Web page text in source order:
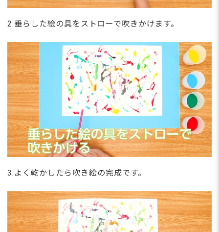
2.垂らした絵の具をストローで吹きかけます。
3.よく乾かしたら吹き絵の完成です。